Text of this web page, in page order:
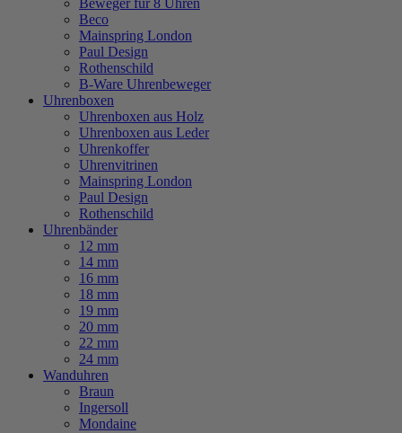
Beweger für 8 Uhren
Beco
Mainspring London
Paul Design
Rothenschild
B-Ware Uhrenbeweger
Uhrenboxen
Uhrenboxen aus Holz
Uhrenboxen aus Leder
Uhrenkoffer
Uhrenvitrinen
Mainspring London
Paul Design
Rothenschild
Uhrenbänder
12 mm
14 mm
16 mm
18 mm
19 mm
20 mm
22 mm
24 mm
Wanduhren
Braun
Ingersoll
Mondaine